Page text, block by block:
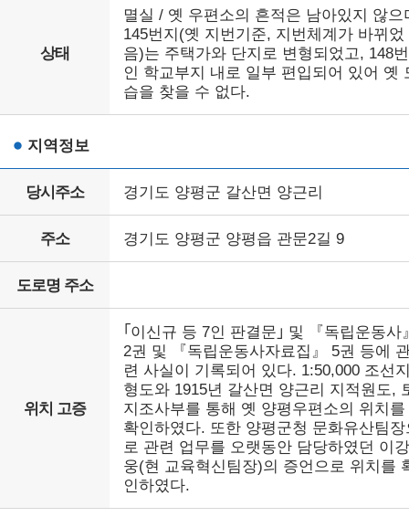
상태
멸실 / 옛 우편소의 흔적은 남아있지 않으
145번지(옛 지번기준, 지번체계가 바뀌었
음)는 주택가와 단지로 변형되었고, 148
인 학교부지 내로 일부 편입되어 있어 옛
습을 찾을 수 없다.
지역정보
당시주소 경기도 양평군 갈산면 양근리
주소 경기도 양평군 양평읍 관문2길 9
도로명 주소
위치 고증
｢이신규 등 7인 판결문｣ 및 『독립운동사
2권 및 『독립운동사자료집』 5권 등에
련 사실이 기록되어 있다. 1:50,000 조선
형도와 1915년 갈산면 양근리 지적원도,
지조사부를 통해 옛 양평우편소의 위치를
확인하였다. 또한 양평군청 문화유산팀장
로 관련 업무를 오랫동안 담당하였던 이강
웅(현 교육혁신팀장)의 증언으로 위치를
인하였다.